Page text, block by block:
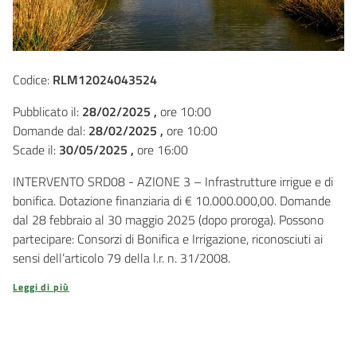
Codice: RLM12024043524
Pubblicato il: 28/02/2025 , ore 10:00
Domande dal: 28/02/2025 , ore 10:00
Scade il: 30/05/2025 , ore 16:00
INTERVENTO SRD08 - AZIONE 3 – Infrastrutture irrigue e di
bonifica. Dotazione finanziaria di € 10.000.000,00. Domande
dal 28 febbraio al 30 maggio 2025 (dopo proroga). Possono
partecipare: Consorzi di Bonifica e Irrigazione, riconosciuti ai
sensi dell’articolo 79 della l.r. n. 31/2008.
Leggi di più